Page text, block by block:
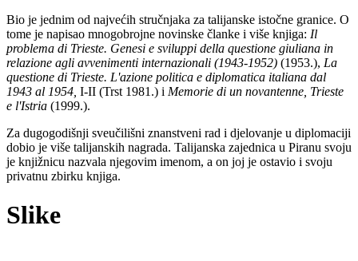
Bio je jednim od najvećih stručnjaka za talijanske istočne granice. O
tome je napisao mnogobrojne novinske članke i više knjiga: Il
problema di Trieste. Genesi e sviluppi della questione giuliana in
relazione agli avvenimenti internazionali (1943-1952) (1953.), La
questione di Trieste. L'azione politica e diplomatica italiana dal
1943 al 1954, I-II (Trst 1981.) i Memorie di un novantenne, Trieste
e l'Istria (1999.).
Za dugogodišnji sveučilišni znanstveni rad i djelovanje u diplomaciji
dobio je više talijanskih nagrada. Talijanska zajednica u Piranu svoju
je knjižnicu nazvala njegovim imenom, a on joj je ostavio i svoju
privatnu zbirku knjiga.
Slike